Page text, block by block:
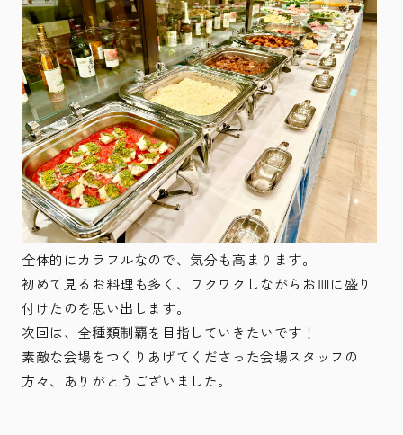
全体的にカラフルなので、気分も高まります。
初めて見るお料理も多く、ワクワクしながらお皿に盛り
付けたのを思い出します。
次回は、全種類制覇を目指していきたいです！
素敵な会場をつくりあげてくださった会場スタッフの
方々、ありがとうございました。